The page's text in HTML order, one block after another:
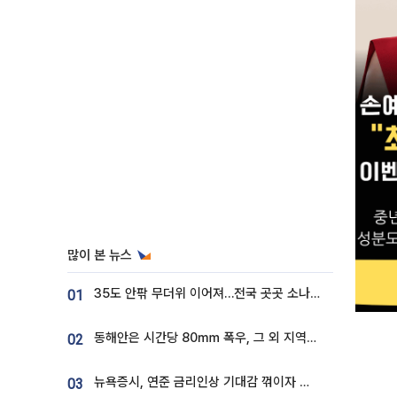
많이 본 뉴스
01 35도 안팎 무더위 이어져…전국 곳곳 소나기 [오늘 날씨]
02 동해안은 시간당 80㎜ 폭우, 그 외 지역은 폭염…‘극과 극 날씨’
03 뉴욕증시, 연준 금리인상 기대감 꺾이자 상승...S&P500 사상 최고치 [종합]